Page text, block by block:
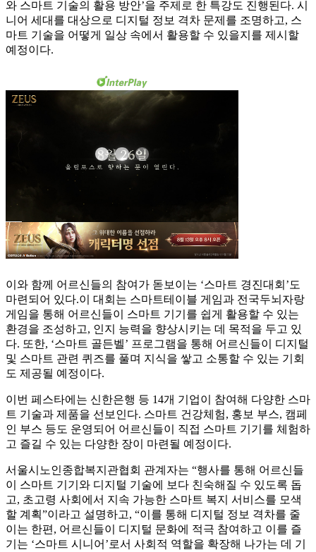
와 스마트 기술의 활용 방안’을 주제로 한 특강도 진행된다. 시
니어 세대를 대상으로 디지털 정보 격차 문제를 조명하고, 스
마트 기술을 어떻게 일상 속에서 활용할 수 있을지를 제시할
예정이다.
이와 함께 어르신들의 참여가 돋보이는 ‘스마트 경진대회’도
마련되어 있다.이 대회는 스마트테이블 게임과 전국두뇌자랑
게임을 통해 어르신들이 스마트 기기를 쉽게 활용할 수 있는
환경을 조성하고, 인지 능력을 향상시키는 데 목적을 두고 있
다. 또한, ‘스마트 골든벨’ 프로그램을 통해 어르신들이 디지털
및 스마트 관련 퀴즈를 풀며 지식을 쌓고 소통할 수 있는 기회
도 제공될 예정이다.
이번 페스타에는 신한은행 등 14개 기업이 참여해 다양한 스마
트 기술과 제품을 선보인다. 스마트 건강체험, 홍보 부스, 캠페
인 부스 등도 운영되어 어르신들이 직접 스마트 기기를 체험하
고 즐길 수 있는 다양한 장이 마련될 예정이다.
서울시노인종합복지관협회 관계자는 “행사를 통해 어르신들
이 스마트 기기와 디지털 기술에 보다 친숙해질 수 있도록 돕
고, 초고령 사회에서 지속 가능한 스마트 복지 서비스를 모색
할 계획”이라고 설명하고, “이를 통해 디지털 정보 격차를 줄
이는 한편, 어르신들이 디지털 문화에 적극 참여하고 이를 즐
기는 ‘스마트 시니어’로서 사회적 역할을 확장해 나가는 데 기